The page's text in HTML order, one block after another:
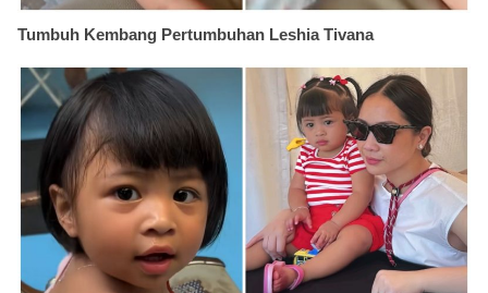
Tumbuh Kembang Pertumbuhan Leshia Tivana